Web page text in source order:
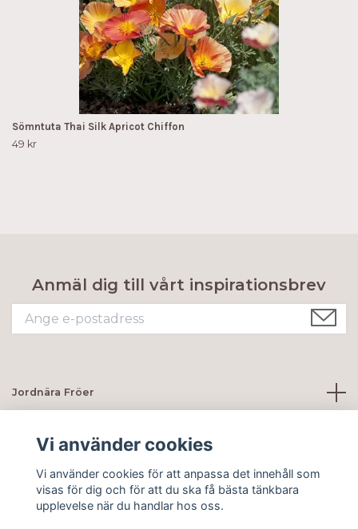
Sömntuta Thai Silk Apricot Chiffon
49 kr
Anmäl dig till vårt inspirationsbrev
Jordnära Fröer
Sociala medier
Vi använder cookies
Vi använder cookies för att anpassa det innehåll som
visas för dig och för att du ska få bästa tänkbara
upplevelse när du handlar hos oss.